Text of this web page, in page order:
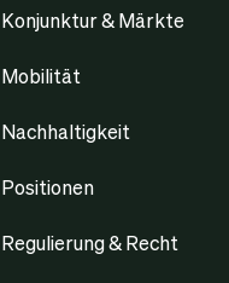
Konjunktur & Märkte
Mobilität
Nachhaltigkeit
Positionen
Regulierung & Recht